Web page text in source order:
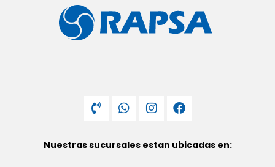
Nuestras sucursales estan ubicadas en: